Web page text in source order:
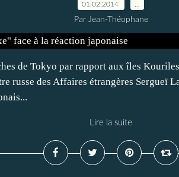
01.02.2014
Par Jean-Théophane
de Tokyo par rapport aux îles
russe des Affaires étrangères Sergueï
Lire la suite